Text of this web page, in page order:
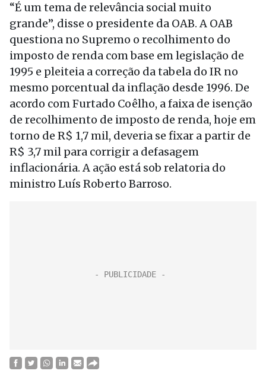
“É um tema de relevância social muito
grande”, disse o presidente da OAB. A OAB
questiona no Supremo o recolhimento do
imposto de renda com base em legislação de
1995 e pleiteia a correção da tabela do IR no
mesmo porcentual da inflação desde 1996. De
acordo com Furtado Coêlho, a faixa de isenção
de recolhimento de imposto de renda, hoje em
torno de R$ 1,7 mil, deveria se fixar a partir de
R$ 3,7 mil para corrigir a defasagem
inflacionária. A ação está sob relatoria do
ministro Luís Roberto Barroso.